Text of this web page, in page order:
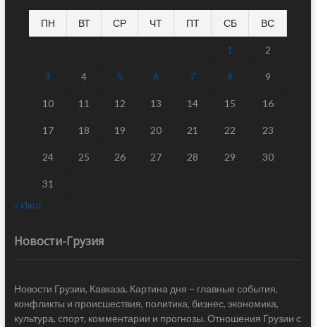
ПН ВТ СР ЧТ ПТ СБ ВС
1 2
3 4 5 6 7 8 9
10 11 12 13 14 15 16
17 18 19 20 21 22 23
24 25 26 27 28 29 30
31
« Июл
Новости-Грузия
Новости Грузии, Кавказа. Картина дня – главные события,
конфликты и происшествия, политика, бизнес, экономика,
культура, спорт, комментарии и прогнозы. Отношения Грузии с